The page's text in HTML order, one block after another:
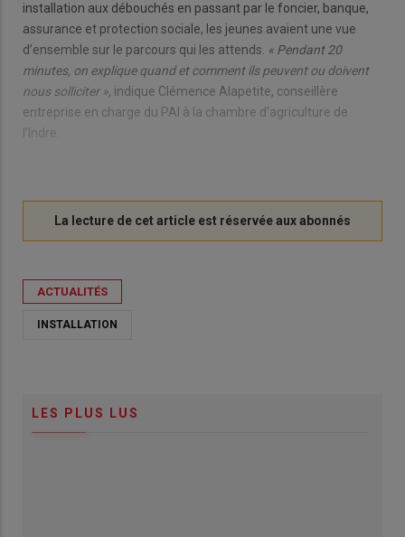
installation aux débouchés en passant par le foncier, banque,
assurance et protection sociale, les jeunes avaient une vue
d’ensemble sur le parcours qui les attends. « Pendant 20
minutes, on explique quand et comment ils peuvent ou doivent
nous solliciter », indique Clémence Alapetite, conseillère
entreprise en charge du PAI à la chambre d’agriculture de
l’Indre.
ACTUALITÉS
INSTALLATION
LES PLUS LUS